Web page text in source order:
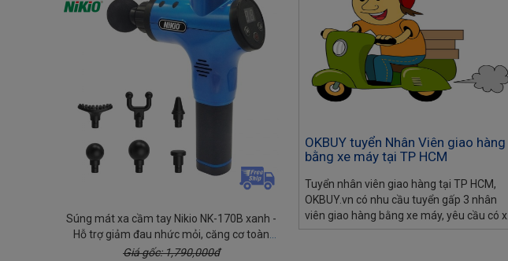
Súng mát xa cầm tay Nikio NK-170B xanh -
Hỗ trợ giảm đau nhức mỏi, căng cơ toàn
thân
Giá gốc: 1,790,000đ
OKBUY tuyển Nhân Viên giao hàng
bằng xe máy tại TP HCM
Tuyển nhân viên giao hàng tại TP HCM,
viên giao hàng bằng xe máy, yêu cầu có xe
máy, ưu tiên có kinh nghiệm giao hàng
thương mại điện tử và biết rành đường TP
OKBUY tuyển Nhân Viên giao hàng
bằng xe máy tại TP HCM
Tuyển nhân viên giao hàng tại TP HCM,
OKBUY.vn có nhu cầu tuyển gấp 3 nhân
viên giao hàng bằng xe máy, yêu cầu có xe
máy, ưu tiên có kinh nghiệm giao hàng